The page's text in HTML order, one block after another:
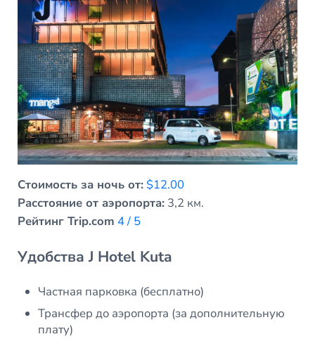
Стоимость за ночь от: $12.00
Расстояние от аэропорта:3,2 км.
Рейтинг Trip.com 4 / 5
Удобства J Hotel Kuta
Частная парковка (бесплатно)
Трансфер до аэропорта (за дополнительную
плату)